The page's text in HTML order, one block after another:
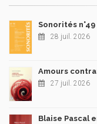
Sonorités n°49
28 juil. 2026
Amours
27 juil. 2026
Blaise Pascal